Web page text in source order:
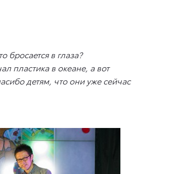
бросается в глаза?
пластика в океане, а вот
детям, что они уже сейчас